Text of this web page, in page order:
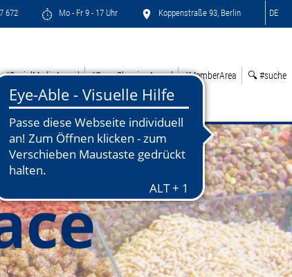
672 Mo - Fr 9 - 17 Uhr Koppenstraße 93, Berlin DE
#SocialMediaAward #GreenSleepingAward #MemberArea 🔍 #suche